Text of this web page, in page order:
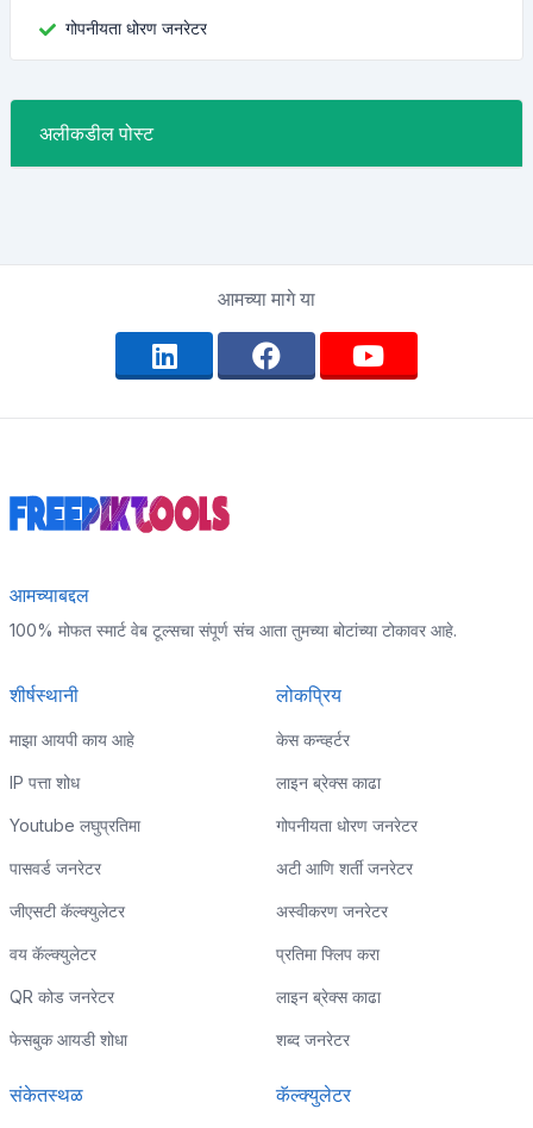
गोपनीयता धोरण जनरेटर
अलीकडील पोस्ट
आमच्या मागे या
आमच्याबद्दल
100% मोफत स्मार्ट वेब टूल्सचा संपूर्ण संच आता तुमच्या बोटांच्या टोकावर आहे.
शीर्षस्थानी
माझा आयपी काय आहे
IP पत्ता शोध
Youtube लघुप्रतिमा
पासवर्ड जनरेटर
जीएसटी कॅल्क्युलेटर
वय कॅल्क्युलेटर
QR कोड जनरेटर
फेसबुक आयडी शोधा
लोकप्रिय
केस कन्व्हर्टर
लाइन ब्रेक्स काढा
गोपनीयता धोरण जनरेटर
अटी आणि शर्ती जनरेटर
अस्वीकरण जनरेटर
प्रतिमा फ्लिप करा
लाइन ब्रेक्स काढा
शब्द जनरेटर
संकेतस्थळ कॅल्क्युलेटर